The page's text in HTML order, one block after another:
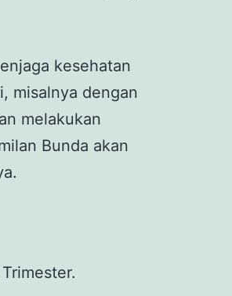
kesehatan
misalnya dengan
melakukan
Bunda akan